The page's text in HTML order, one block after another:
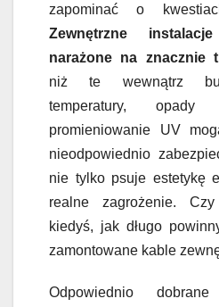
zapominać o
Zewnętrzne
narażone na znacznie
niż te wewnątrz
temperatury, opady
promieniowanie UV
nieodpowiednio
nie tylko psuje estetykę
realne zagrożenie.
kiedyś, jak długo
zamontowane kable
Odpowiednio